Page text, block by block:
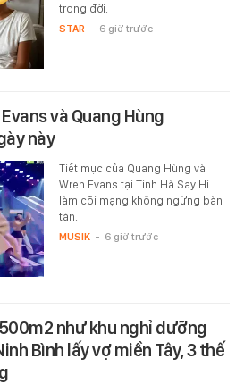
trong đời.
STAR - 6 giờ trước
và Quang Hùng
này
Tiết mục của Quang Hùng và
Wren Evans tại Tinh Hà Say Hi
làm cõi mạng không ngừng bàn
tán.
MUSIK - 6 giờ trước
như khu nghỉ dưỡng
Bình lấy vợ miền Tây, 3 thế